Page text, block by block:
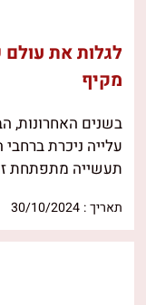
לגלות את עולם
מקיף
בשנים האחרונות,
עלייה ניכרת
תעשייה מתפתחת
תאריך : 30/10/2024